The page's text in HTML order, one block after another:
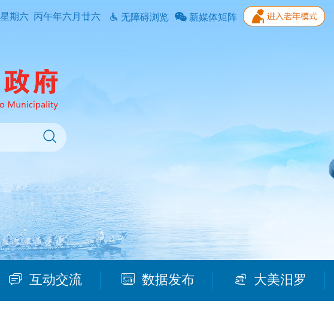
星期六 丙午年六月廿六 无障碍浏览 新媒体矩阵
互动交流 数据发布 大美汨罗